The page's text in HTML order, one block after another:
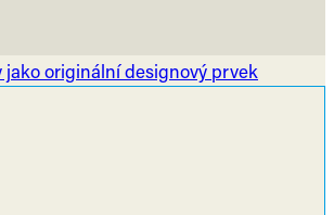
originální designový prvek